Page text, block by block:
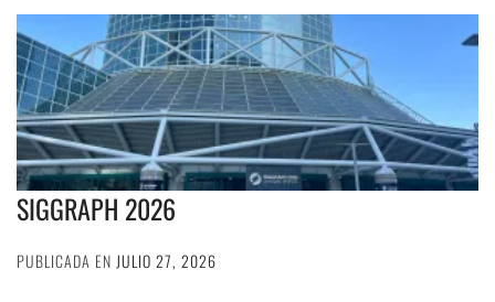
SIGGRAPH 2026
PUBLICADA EN JULIO 27, 2026